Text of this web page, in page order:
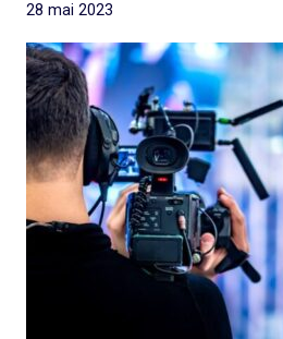
28 mai 2023